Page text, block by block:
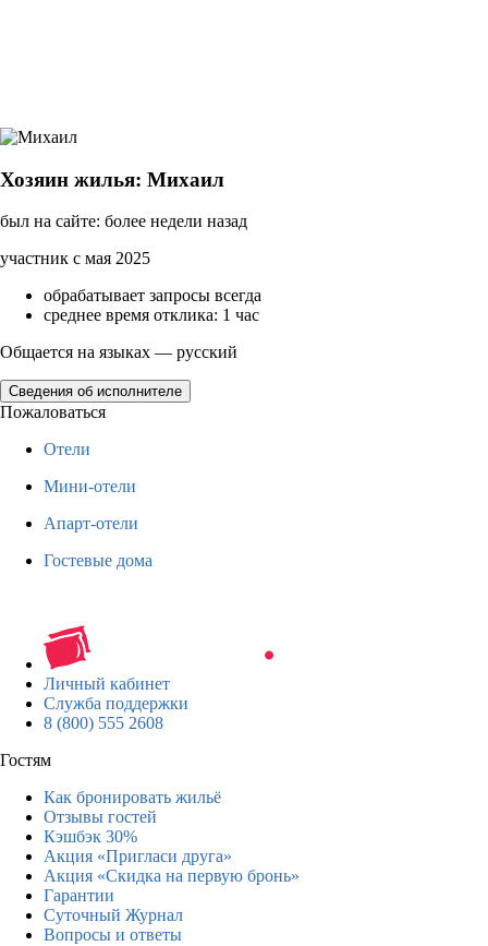
Хозяин жилья: Михаил
был на сайте: более недели назад
участник с мая 2025
обрабатывает запросы всегда
среднее время отклика: 1 час
Общается на языках — русский
Сведения об исполнителе
Пожаловаться
Отели
Мини-отели
Апарт-отели
Гостевые дома
Личный кабинет
Служба поддержки
8 (800) 555 2608
Гостям
Как бронировать жильё
Отзывы гостей
Кэшбэк 30%
Акция «Пригласи друга»
Акция «Скидка на первую бронь»
Гарантии
Суточный Журнал
Вопросы и ответы